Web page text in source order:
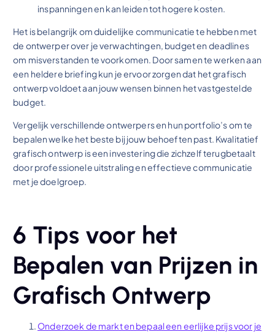
inspanningen en kan leiden tot hogere kosten.
Het is belangrijk om duidelijke communicatie te hebben met
de ontwerper over je verwachtingen, budget en deadlines
om misverstanden te voorkomen. Door samen te werken aan
een heldere briefing kun je ervoor zorgen dat het grafisch
ontwerp voldoet aan jouw wensen binnen het vastgestelde
budget.
Vergelijk verschillende ontwerpers en hun portfolio’s om te
bepalen welke het beste bij jouw behoeften past. Kwalitatief
grafisch ontwerp is een investering die zichzelf terugbetaalt
door professionele uitstraling en effectieve communicatie
met je doelgroep.
6 Tips voor het
Bepalen van Prijzen in
Grafisch Ontwerp
Onderzoek de markt en bepaal een eerlijke prijs voor je